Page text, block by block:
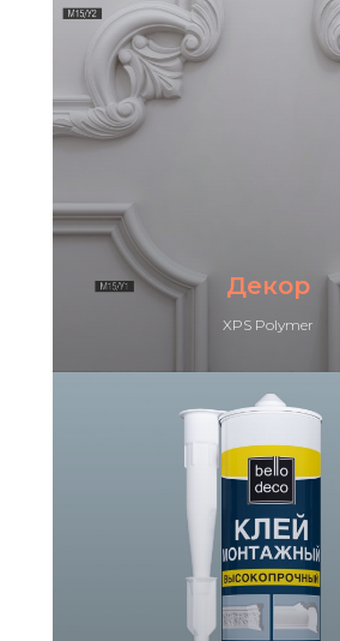
Декор
XPS Polymer